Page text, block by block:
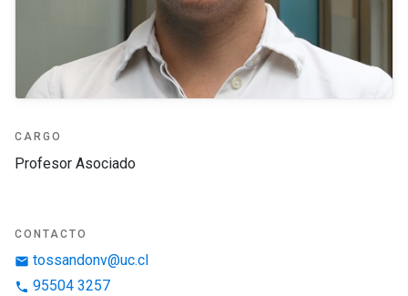
CARGO
Profesor Asociado
CONTACTO
email tossandonv@uc.cl
phone 95504 3257